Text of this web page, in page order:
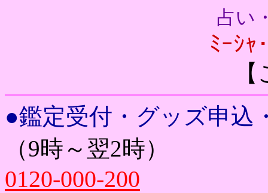
占い
ﾐｰｼｬ
●鑑定受付・グッズ申込
（9時～翌2時）
0120-000-200